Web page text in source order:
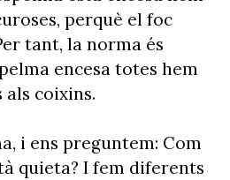
perquè el foc
tant, la norma és
encesa totes hem
als coixins.
i ens preguntem: Com
quieta? I fem diferents